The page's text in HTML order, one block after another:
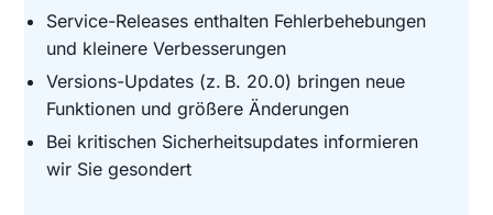
Service-Releases enthalten Fehlerbehebungen
und kleinere Verbesserungen
Versions-Updates (z. B. 20.0) bringen neue
Funktionen und größere Änderungen
Bei kritischen Sicherheitsupdates informieren
wir Sie gesondert